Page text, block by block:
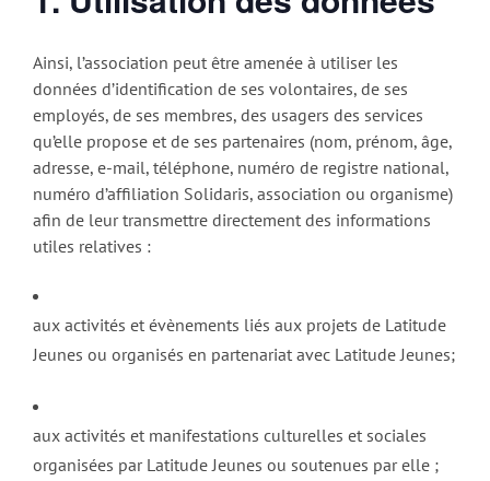
Ainsi, l’association peut être amenée à utiliser les
données d’identification de ses volontaires, de ses
employés, de ses membres, des usagers des services
qu’elle propose et de ses partenaires (nom, prénom, âge,
adresse, e-mail, téléphone, numéro de registre national,
numéro d’affiliation Solidaris, association ou organisme)
afin de leur transmettre directement des informations
utiles relatives :
aux activités et évènements liés aux projets de Latitude
Jeunes ou organisés en partenariat avec Latitude Jeunes;
aux activités et manifestations culturelles et sociales
organisées par Latitude Jeunes ou soutenues par elle ;